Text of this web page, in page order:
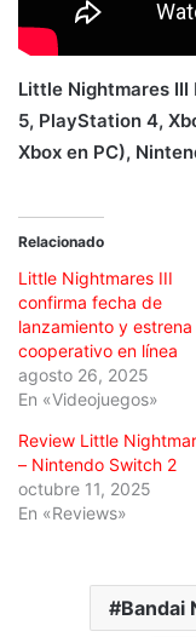
Little Nightmares III
5, PlayStation 4,
Xbox en PC),
Relacionado
Little Nightmares III
confirma fecha de
lanzamiento y
cooperativo en línea
agosto 26, 2025
En «Videojuegos»
Review Little
– Nintendo Switch 2
octubre 11, 2025
En «Reviews»
Bandai